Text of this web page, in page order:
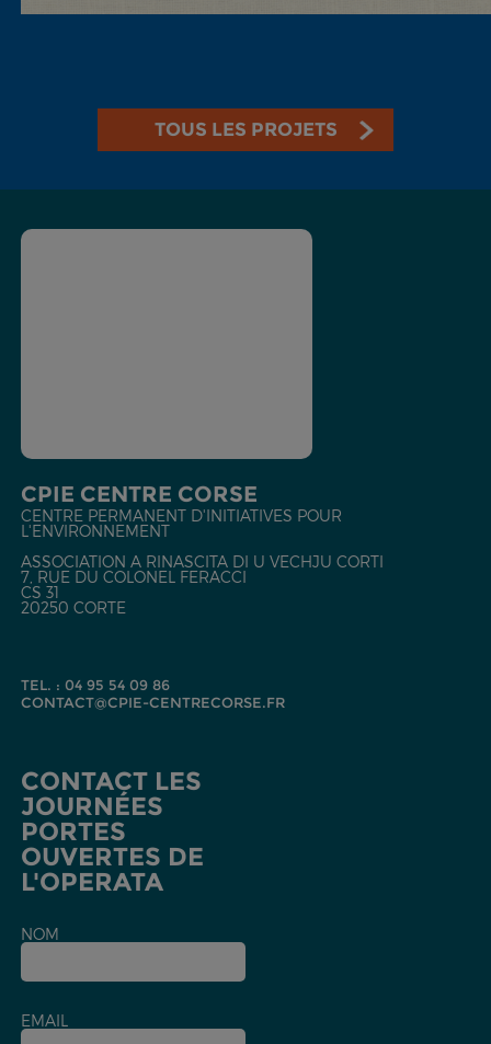
TOUS LES PROJETS
CPIE CENTRE CORSE
CENTRE PERMANENT D'INITIATIVES POUR
L'ENVIRONNEMENT
ASSOCIATION A RINASCITA DI U VECHJU CORTI
7, RUE DU COLONEL FERACCI
CS 31
20250 CORTE
TEL. : 04 95 54 09 86
CONTACT@CPIE-CENTRECORSE.FR
CONTACT LES
JOURNÉES
PORTES
OUVERTES DE
L'OPERATA
NOM
EMAIL